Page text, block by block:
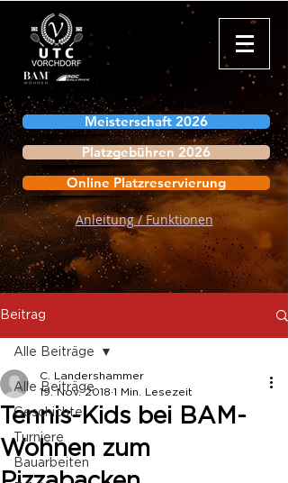
Meisterschaft 2026
Platzgebühren 2026
Online Platzreservierung
Anleitung / Funktionen
Beitrag
Alle Beiträge
Geschichte
Turniere
Bauarbeiten
Alle Beiträge
Tennis-Kids bei BAM-
Wohnen zum
C. Landershammer
19. Nov. 2018 1 Min. Lesezeit